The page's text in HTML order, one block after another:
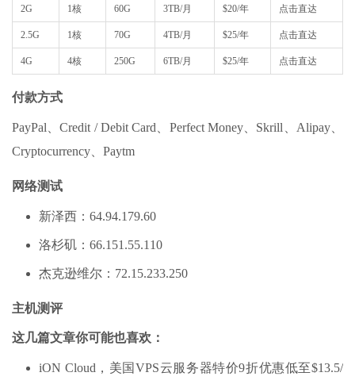
2G 1核 60G 3TB/月 $20/年 点击直达
2.5G 1核 70G 4TB/月 $25/年 点击直达
4G 4核 250G 6TB/月 $25/年 点击直达
付款方式
PayPal、Credit / Debit Card、Perfect Money、Skrill、Alipay、
Cryptocurrency、Paytm
网络测试
新泽西：64.94.179.60
洛杉矶：66.151.55.110
杰克逊维尔：72.15.233.250
主机测评
这几篇文章你可能也喜欢：
iON Cloud，美国VPS云服务器特价9折优惠低至$13.5/